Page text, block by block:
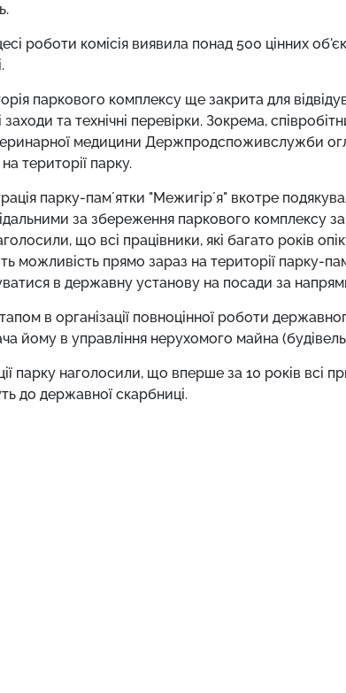
роботи комісія виявила понад 500 цінних
паркового комплексу ще закрита для
заходи та технічні перевірки. Зокрема,
медицини Держпродспоживслужби
території парку.
парку-памʼятки "Межигірʼя" вкотре
за збереження паркового комплексу
що всі працівники, які багато років
можливість прямо зараз на території парку-
в державну установу на посади за
в організації повноцінної роботи
йому в управління нерухомого майна
парку наголосили, що вперше за 10 років всі
до державної скарбниці.